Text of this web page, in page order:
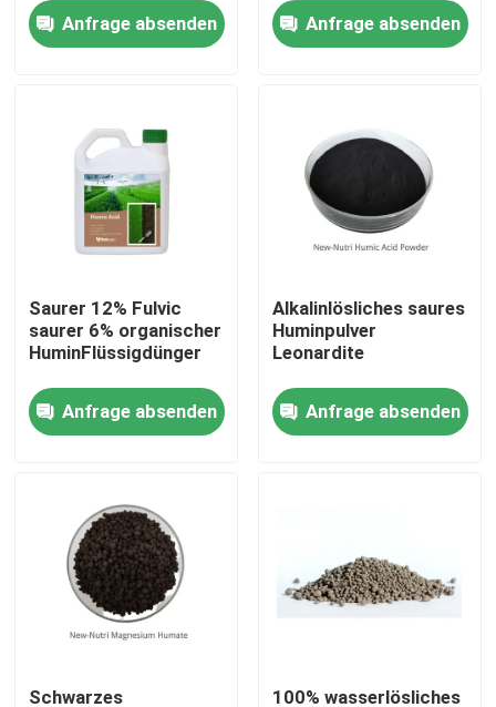
Über uns
Kontakte
Saures organisches Humindüngemittel
Aminosäure-organisches Düngemittel
Kalium-Humate-Düngemittel
Meerespflanzen-Auszug-Pulver-Düngemittel
Saures Pulver Fulvic
Anfrage absenden
Anfrage absenden
Saurer 12% Fulvic
saurer 6% organischer
HuminFlüssigdünger
Anfrage absenden
Alkalinlösliches saures
Huminpulver
Leonardite
Anfrage absenden
Schwarzes 100% wasserlösliches